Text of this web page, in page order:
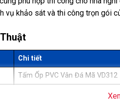
vụ khảo sát và thi công trọn gói
Chi tiết
Tấm Ốp PVC Vân Đá Mã VD312